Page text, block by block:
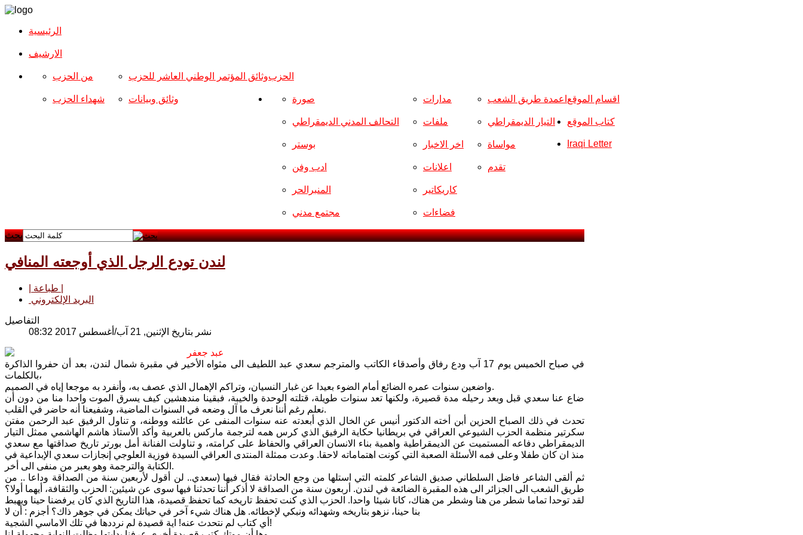
الرئيسية
الارشیف
الحزب من الحزب
شهداء الحزب
وثائق المؤتمر الوطني العاشر للحزب
وثائق وبيانات اقسام الموقع صورة
التحالف المدني الديمقراطي
بوستر
ادب وفن
المنبرالحر
مجتمع مدني
مدارات
ملفات
اخر الاخبار
اعلانات
كاريكاتير
فضاءات
اعمدة طريق الشعب
التيار الديمقراطي
مواساة
تقدم
كتاب الموقع
Iraqi Letter
بحث
لندن تودع الرجل الذي أوجعته المنافي
البريد الإلكتروني
التفاصيل
نشر بتاريخ الإثنين, 21 آب/أغسطس 2017 08:32
عبد جعفر
في صباح الخميس يوم 17 آب ودع رفاق وأصدقاء الكاتب والمترجم سعدي عبد اللطيف الى مثواه الأخير في مقبرة شمال لندن، بعد أن حفروا الذاكرة
بالكلمات،
واضعين سنوات عمره الضائع أمام الضوء بعيدا عن غبار النسيان، وتراكم الإهمال الذي عصف به، وأنفرد به موجعا إياه في الصميم.
ضاع عنا سعدي قبل وبعد رحيله مدة قصيرة، ولكنها تعد سنوات طويلة، قتلته الوحدة والخيبة، فبقينا مندهشين كيف يسرق الموت واحدا منا من دون أن
نعلم رغم أننا نعرف ما آل وضعه في السنوات الماضية، وشفيعنا أنه حاضر في القلب.
تحدث في ذلك الصباح الحزين أبن أخته الدكتور أنيس عن الخال الذي أبعدته عنه سنوات المنفى عن عائلته ووطنه، و تناول الرفيق عبد الرحمن مفتن
سكرتير منظمة الحزب الشيوعي العراقي في بريطانيا حكاية الرفيق الذي كرس همه لترجمة ماركس بالعربية وأكد الأستاذ هاشم الهاشمي ممثل التيار
الديمقراطي دفاعه المستميت عن الديمقراطية واهمية بناء الانسان العراقي والحفاظ على كرامته، و تناولت الفنانة أمل بورتر تاريخ صداقتها مع سعدي
منذ ان كان طفلا وعلى فمه الأسئلة الصعبة التي كونت اهتماماته لاحقا. وعدت ممثلة المنتدى العراقي السيدة فوزية العلوجي إنجازات سعدي الإبداعية في
الكتابة والترجمة وهو يعبر من منفى الى أخر.
ثم ألقى الشاعر فاضل السلطاني صديق الشاعر كلمته التي استلها من وجع الحادثة فقال فيها (سعدي.. لن أقول لأربعين سنة من الصداقة وداعا .. من
طريق الشعب الى الجزائر الى هذه المقبرة الضائعة في لندن. أربعون سنة من الصداقة لا أذكر أننا تحدثنا فيها سوى عن شيئين: الحزب والثقافة، أيهما أولا؟
لقد توحدا تماما شطر من هنا وشطر من هناك، كانا شيئا واحدا. الحزب الذي كنت تحفظ تاريخه كما تحفظ قصيدة، هذا التاريخ الذي كان يرفضنا حينا ويهبط
بنا حينا، نزهو بتاريخه وشهدائه ونبكي لإخطائه. هل هناك شيء آخر في حياتك يمكن في جوهر ذاك؟ أجزم : أن لا
أي كتاب لم نتحدث عنه! اية قصيدة لم نرددها في تلك الاماسي الشجية!